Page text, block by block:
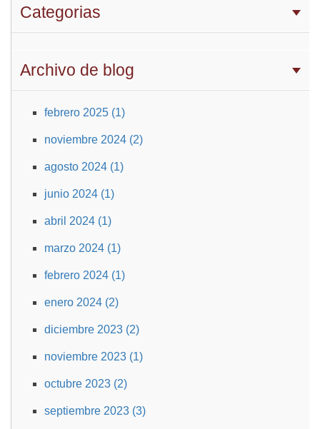
Categorias
Archivo de blog
febrero 2025 (1)
noviembre 2024 (2)
agosto 2024 (1)
junio 2024 (1)
abril 2024 (1)
marzo 2024 (1)
febrero 2024 (1)
enero 2024 (2)
diciembre 2023 (2)
noviembre 2023 (1)
octubre 2023 (2)
septiembre 2023 (3)